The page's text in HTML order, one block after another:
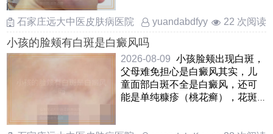
石家庄远大中医皮肤病医院 yuandabdfyy 22 次阅读
小孩的脸颊有白斑是白癜风吗
2026-08-09 小孩脸颊出现白斑，
父母难免担心是白癜风其实，儿
童面部白斑不全是白癜风，还可
能是单纯糠疹（桃花癣），花斑